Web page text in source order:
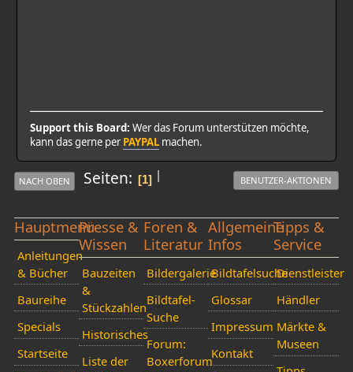
Support this Board: Wer das Forum unterstützen möchte,
kann das gerne perPAYPAL machen.
|
NACH OBEN Seiten 1 BENUTZER-AKTIONEN
Hauptmenü
Anleitungen
& Bücher
Baureihe
Specials
Startseite
Presse &
Wissen
Bauzeiten
&
Stückzahlen
Historisches
Liste der
Foren &
Literatur
Bildergalerie
Bildtafel-
Suche
Forum:
Boxerforum
Allgemeine
Infos
Bildtafelsuche
Glossar
Impressum
Kontakt
Tipps &
Service
Dienstleister
Händler
Märkte &
Museen